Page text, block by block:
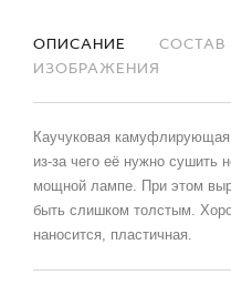
ОПИСАНИЕ СОСТАВ
ИЗОБРАЖЕНИЯ
Каучуковая камуфлирующая
из-за чего её нужно сушить
мощной лампе. При этом
быть слишком толстым.
наносится, пластичная.